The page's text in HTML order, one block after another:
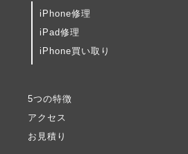
iPhone修理
iPad修理
iPhone買い取り
5つの特徴
アクセス
お見積り